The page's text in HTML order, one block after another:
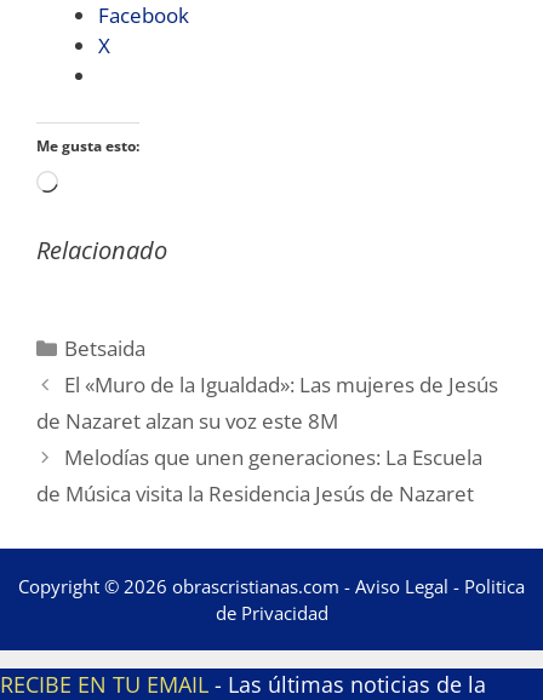
Facebook
X
Me gusta esto:
Cargando...
Relacionado
Categorías
Betsaida
El «Muro de la Igualdad»: Las mujeres de Jesús
de Nazaret alzan su voz este 8M
Melodías que unen generaciones: La Escuela
de Música visita la Residencia Jesús de Nazaret
Copyright © 2026 obrascristianas.com - Aviso Legal - Politica
de Privacidad
RECIBE EN TU EMAIL - Las últimas noticias de la